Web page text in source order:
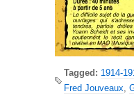
Tagged: 1914-
Fred Jouveaux